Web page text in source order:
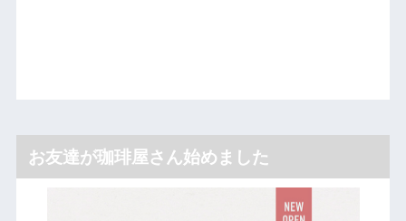
お友達が珈琲屋さん始めました